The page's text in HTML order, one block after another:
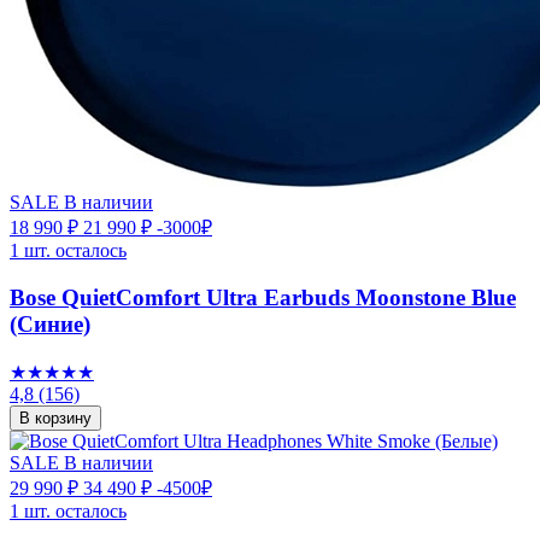
SALE В наличии
18 990 ₽ 21 990 ₽ -3000₽
1 шт. осталось
Bose QuietComfort Ultra Earbuds Moonstone Blue
(Синие)
★★★★★
4,8 (156)
В корзину
SALE В наличии
29 990 ₽ 34 490 ₽ -4500₽
1 шт. осталось